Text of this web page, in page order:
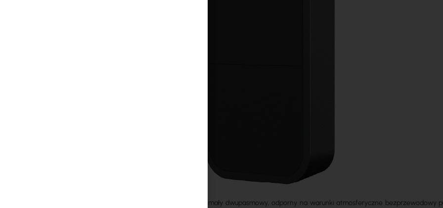
to mały dwupasmowy, odporny na warunki atmosferyczne bezprzewodowy